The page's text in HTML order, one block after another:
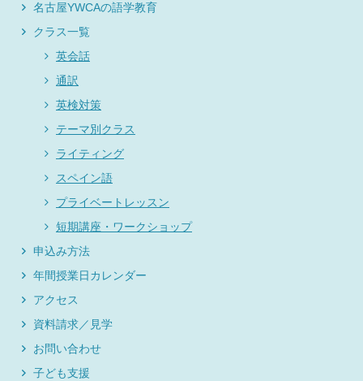
名古屋YWCAの語学教育
クラス一覧
英会話
通訳
英検対策
テーマ別クラス
ライティング
スペイン語
プライベートレッスン
短期講座・ワークショップ
申込み方法
年間授業日カレンダー
アクセス
資料請求／見学
お問い合わせ
子ども支援